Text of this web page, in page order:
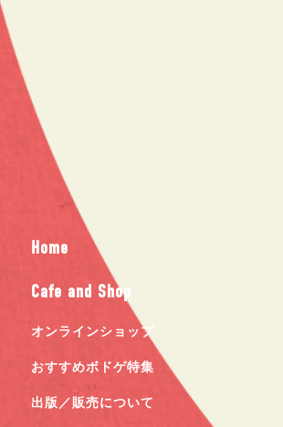
Home
Cafe and Shop
オンラインショップ
おすすめボドゲ特集
出版／販売について